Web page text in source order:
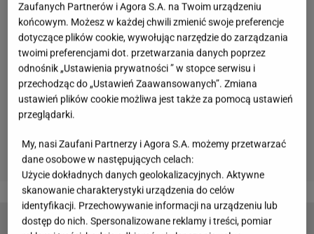
Belgijka to taniec grupowy, który bawi i integruje
Zaufanych Partnerów i Agora S.A. na Twoim urządzeniu
końcowym. Możesz w każdej chwili zmienić swoje preferencje
dotyczące plików cookie, wywołując narzędzie do zarządzania
twoimi preferencjami dot. przetwarzania danych poprzez
odnośnik „Ustawienia prywatności ” w stopce serwisu i
przechodząc do „Ustawień Zaawansowanych”. Zmiana
ustawień plików cookie możliwa jest także za pomocą ustawień
przeglądarki.
My, nasi Zaufani Partnerzy i Agora S.A. możemy przetwarzać
dane osobowe w następujących celach:
Użycie dokładnych danych geolokalizacyjnych. Aktywne
skanowanie charakterystyki urządzenia do celów
identyfikacji. Przechowywanie informacji na urządzeniu lub
dostęp do nich. Spersonalizowane reklamy i treści, pomiar